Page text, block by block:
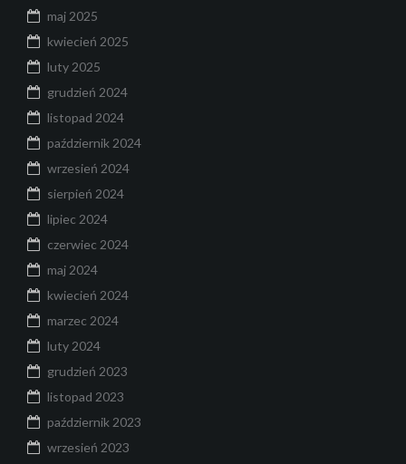
maj 2025
kwiecień 2025
luty 2025
grudzień 2024
listopad 2024
październik 2024
wrzesień 2024
sierpień 2024
lipiec 2024
czerwiec 2024
maj 2024
kwiecień 2024
marzec 2024
luty 2024
grudzień 2023
listopad 2023
październik 2023
wrzesień 2023